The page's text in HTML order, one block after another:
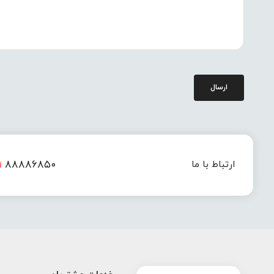
ارسال
ارتباط با ما ۸۸۸۸۶۸۵۰